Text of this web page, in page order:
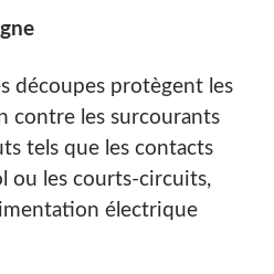
découpes protègent les
contre les surcourants
tels que les contacts
ou les courts-circuits,
électrique